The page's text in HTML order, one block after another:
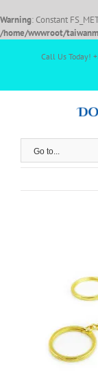
Warning: Constant
/home/wwwroot/
Call Us Today!
Go to...